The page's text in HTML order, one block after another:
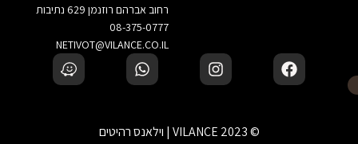
רחוב אברהם רוזנמן 629 נתיבות
08-375-0777
NETIVOT@VILANCE.CO.IL
© 2023 VILANCE | וילאנס רהיטים